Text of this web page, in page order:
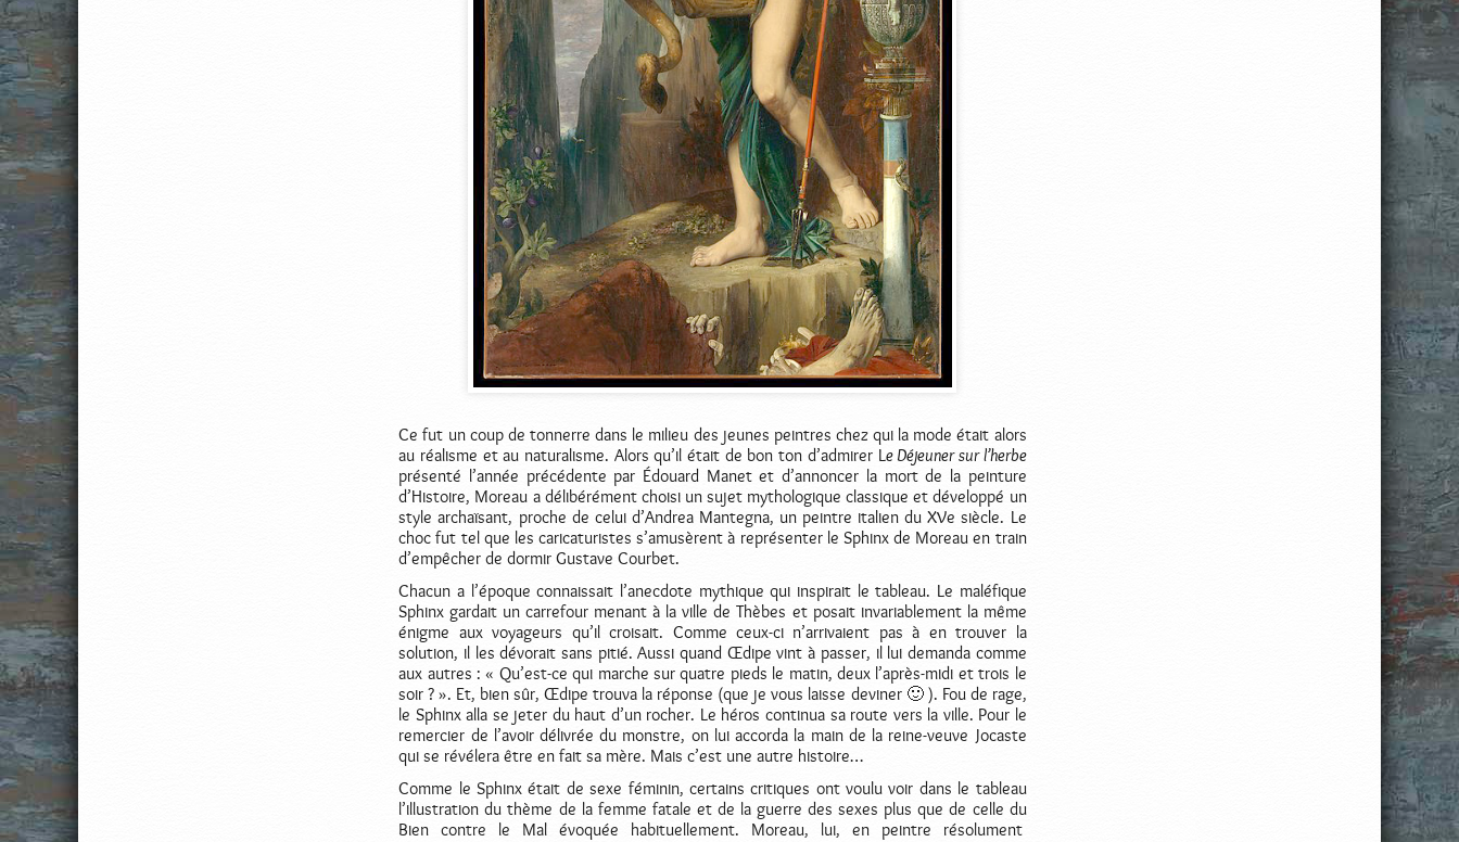
Ce fut un coup de tonnerre dans le milieu des jeunes peintres chez qui la mode était alors
au réalisme et au naturalisme. Alors qu’il était de bon ton d’admirer Le Déjeuner sur l’herbe
présenté l’année précédente par Édouard Manet et d’annoncer la mort de la peinture
d’Histoire, Moreau a délibérément choisi un sujet mythologique classique et développé un
style archaïsant, proche de celui d’Andrea Mantegna, un peintre italien du XVe siècle. Le
choc fut tel que les caricaturistes s’amusèrent à représenter le Sphinx de Moreau en train
d’empêcher de dormir Gustave Courbet.
Chacun a l’époque connaissait l’anecdote mythique qui inspirait le tableau. Le maléfique
Sphinx gardait un carrefour menant à la ville de Thèbes et posait invariablement la même
énigme aux voyageurs qu’il croisait. Comme ceux-ci n’arrivaient pas à en trouver la
solution, il les dévorait sans pitié. Aussi quand Œdipe vint à passer, il lui demanda comme
aux autres : « Qu’est-ce qui marche sur quatre pieds le matin, deux l’après-midi et trois le
soir ? ». Et, bien sûr, Œdipe trouva la réponse (que je vous laisse deviner 🙂 ). Fou de rage,
le Sphinx alla se jeter du haut d’un rocher. Le héros continua sa route vers la ville. Pour le
remercier de l’avoir délivrée du monstre, on lui accorda la main de la reine-veuve Jocaste
qui se révélera être en fait sa mère. Mais c’est une autre histoire…
Comme le Sphinx était de sexe féminin, certains critiques ont voulu voir dans le tableau
l’illustration du thème de la femme fatale et de la guerre des sexes plus que de celle du
Bien contre le Mal évoquée habituellement. Moreau, lui, en peintre résolument